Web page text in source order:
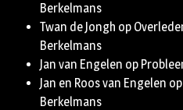
Berkelmans
Twan de Jongh op
Berkelmans
Jan van Engelen op
Jan en Roos van Engelen op
Berkelmans